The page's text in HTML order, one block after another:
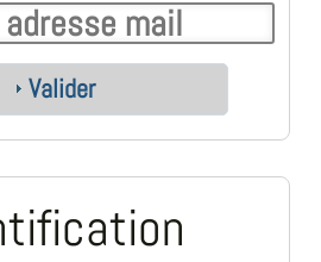
Valider